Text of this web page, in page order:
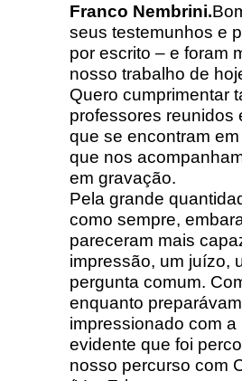
Franco Nembrini.
seus testemunhos e
por escrito – e foram
nosso trabalho de
Quero cumprimentar
professores reunidos
que se encontram
que nos
em gravação.
Pela grande
como sempre,
pareceram mais
impressão, um juízo,
pergunta comum.
enquanto
impressionado com
evidente que foi
nosso percurso com